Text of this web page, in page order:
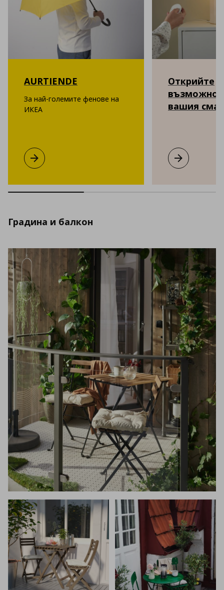
AURTIENDE
За най-големите фенове на
ИКЕА
AURTIENDE
Виж повече
Открийте
вашия
Открийте
Виж повече
Градина и балкон